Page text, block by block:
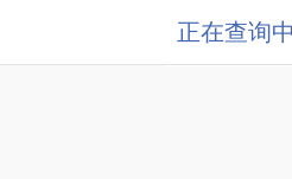
正在查询中